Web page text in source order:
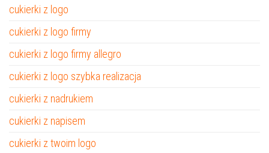
cukierki z logo
cukierki z logo firmy
cukierki z logo firmy allegro
cukierki z logo szybka realizacja
cukierki z nadrukiem
cukierki z napisem
cukierki z twoim logo